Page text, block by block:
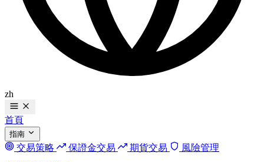
zh
首頁
指南
交易策略 保證金交易 期貨交易
風險管理